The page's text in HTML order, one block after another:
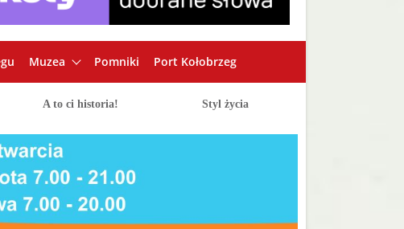
Muzea Pomniki Port Kołobrzeg
A to ci historia! Styl życia